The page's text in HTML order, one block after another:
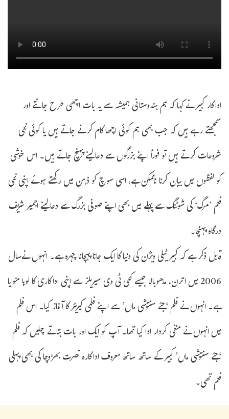
اداکار کبیر نے کہا کہ ہم ہندوستانی ہمیشہ سے یہ بات اچھی طرح جانتے اور
سمجھتے رہے ہیں کہ جب بھی ہم کوئی اچھا کام کرنے جاتے ہیں یا کوئی نئی
شروعات کرتے ہیں تو فوراً اپنے بزرگوں سے دعا لینے پہنچ جاتے ہیں۔ اس خوشی
کو لفظوں میں بیان کرنا ناممکن ہے، اسی سوچ کو ذہن میں رکھتے ہوئے اپنی نئی
فلم ’مرگ‘ کی شوٹنگ سے پہلے میں بھی اپنے صوفی بزرگ سے دعا لینے اجمیر شریف
درگاہ پہنچا۔
قابل ذکر ہے کہ کبیر ٹیلی ویژن کی دنیا کا ایک جانا پہچانا چہرہ ہے۔ انہوں نےسال
2006 میں اترن، مدھوبالا جیسے کئی ٹی وی سیریلز سے اپنی اداکاری کا لوہا منوایا
ہے۔ انہوں نے فلم ‘جئے سنتوشی ماں’ سے اپنے فلمی کیریئر کا آغاز کیا۔ اس فلم
میں انہوں نے منفی کردار ادا کیا تھا۔ آپ کو ایک اور بات بتاتے چلیں کہ فلم
‘جئے سنتوشی ماں’ کبیر کے ساتھ ساتھ معروف اداکارہ نصرت بھڑوچا کی بھی پہلی
فلم تھی۔